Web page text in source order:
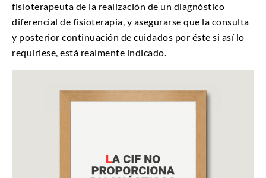
fisioterapeuta de la realización de un diagnóstico
diferencial de fisioterapia, y asegurarse que la consulta
y posterior continuación de cuidados por éste si así lo
requiriese, está realmente indicado.